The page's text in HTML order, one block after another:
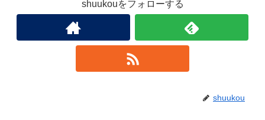
shuukouをフォローする
shuukou